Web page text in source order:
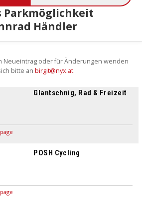
Parkmöglichkeit
Händler
Neueintrag oder für Änderungen wenden
bitte an birgit@nyx.at.
Glantschnig, Rad & Freizeit
POSH Cycling